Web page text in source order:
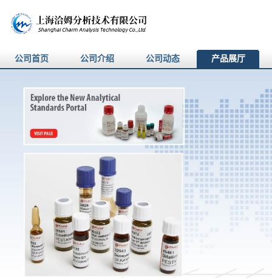
公司首页 公司介绍 公司动态 产品展厅